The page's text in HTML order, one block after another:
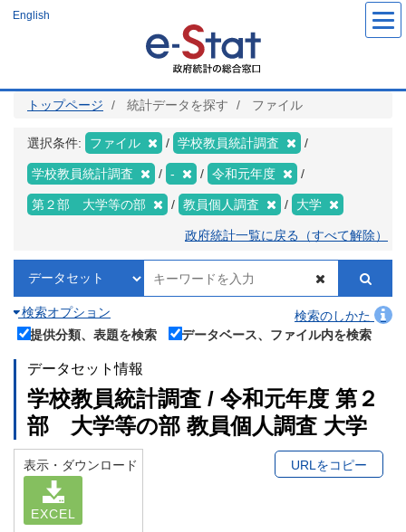
ツ
English
トップページ 統計データを探す ファイル
選択条件: ファイル 学校教員統計調査
学校教員統計調査 - 令和元年度
第２部 大学等の部 教員個人調査 大学
政府統計一覧に戻る（すべて解除）
検索オプション
検索のしかた
提供分類、表題を検索
データベース、ファイル内を検索
データセット情報
学校教員統計調査 / 令和元年度 第２
部 大学等の部 教員個人調査 大学
表示・ダウンロード
EXCEL
URLをコピー